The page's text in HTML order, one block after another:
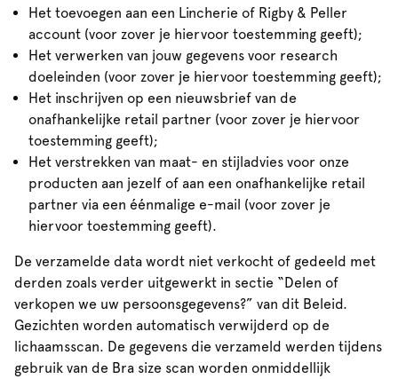
Het toevoegen aan een Lincherie of Rigby & Peller
account (voor zover je hiervoor toestemming geeft);
Het verwerken van jouw gegevens voor research
doeleinden (voor zover je hiervoor toestemming geeft);
Het inschrijven op een nieuwsbrief van de
onafhankelijke retail partner (voor zover je hiervoor
toestemming geeft);
Het verstrekken van maat- en stijladvies voor onze
producten aan jezelf of aan een onafhankelijke retail
partner via een éénmalige e-mail (voor zover je
hiervoor toestemming geeft).
De verzamelde data wordt niet verkocht of gedeeld met
derden zoals verder uitgewerkt in sectie “Delen of
verkopen we uw persoonsgegevens?” van dit Beleid.
Gezichten worden automatisch verwijderd op de
lichaamsscan. De gegevens die verzameld werden tijdens
gebruik van de Bra size scan worden onmiddellijk